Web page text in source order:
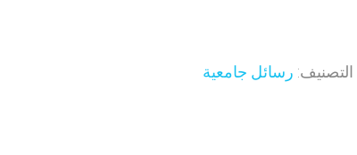
التصنيف: رسائل جامعية